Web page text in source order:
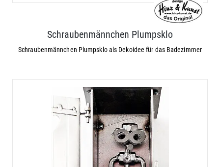
Schraubenmännchen Plumpsklo
Schraubenmännchen Plumpsklo als Dekoidee für das Badezimmer